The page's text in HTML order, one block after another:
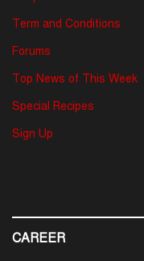
Term and Conditions
Forums
Top News of This Week
Special Recipes
Sign Up
CAREER